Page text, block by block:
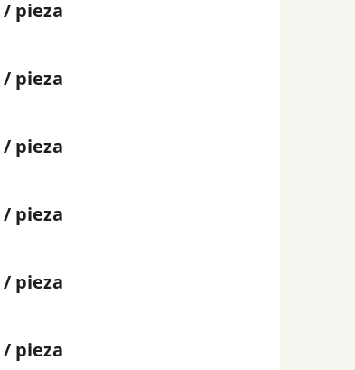
/ pieza
/ pieza
/ pieza
/ pieza
/ pieza
/ pieza